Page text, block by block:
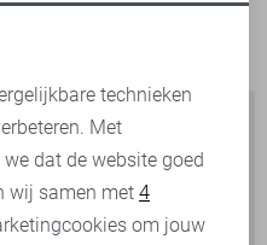
technieken
Met
dat de website goed
wij samen met 4
om jouw